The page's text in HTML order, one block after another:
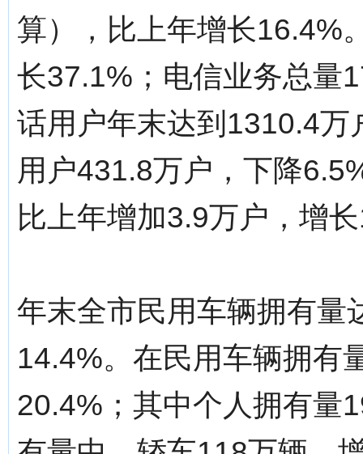
算），比上年增长16.4%
长37.1%；电信业务总量
话用户年末达到1310.4
用户431.8万户，下降
比上年增加3.9万户，增
年末全市民用车辆拥有量
14.4%。在民用车辆拥有
20.4%；其中个人拥有量